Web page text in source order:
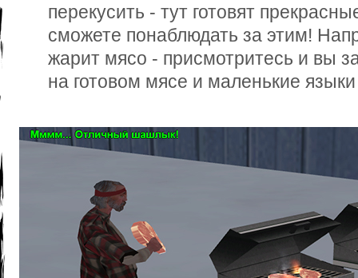
перекусить - тут готовят
сможете понаблюдать за этим!
жарит мясо - присмотритесь и вы
на готовом мясе и маленькие